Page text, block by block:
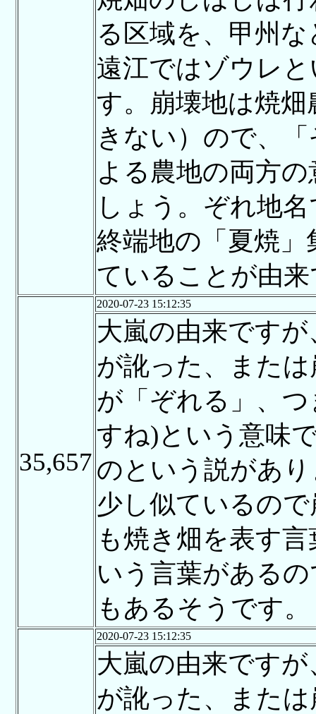
る区域を、甲州
遠江ではゾウレ
す。崩壊地は焼
きない）ので、
よる農地の両方
しょう。ぞれ地
終端地の「夏焼
ていることが由
35,657
2020-07-23 15:12:35
大嵐の由来です
が訛った、また
が「ぞれる」、
すね)という意味
のという説があ
少し似ているの
も焼き畑を表す
いう言葉がある
もあるそうです。
2020-07-23 15:12:35
大嵐の由来です
が訛った、また